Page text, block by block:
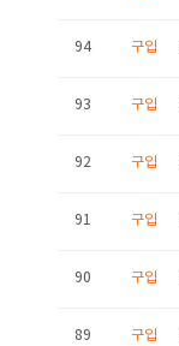
94 구입
93 구입
92 구입
91 구입
90 구입
89 구입